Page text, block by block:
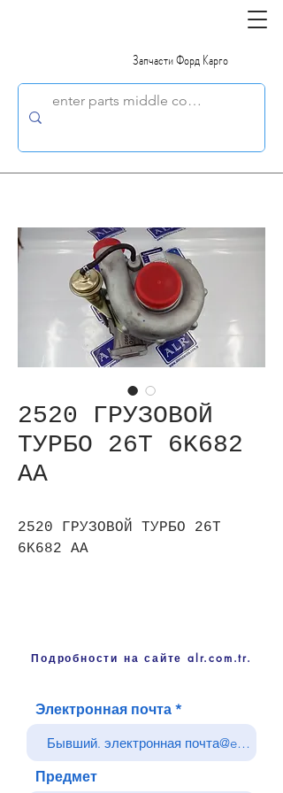
Запчасти Форд Карго
2520 ГРУЗОВОЙ
ТУРБО 26T 6K682
АА
2520 ГРУЗОВОЙ ТУРБО 26T
6K682 АА
Подробности на сайте alr.com.tr.
Электронная почта
Предмет